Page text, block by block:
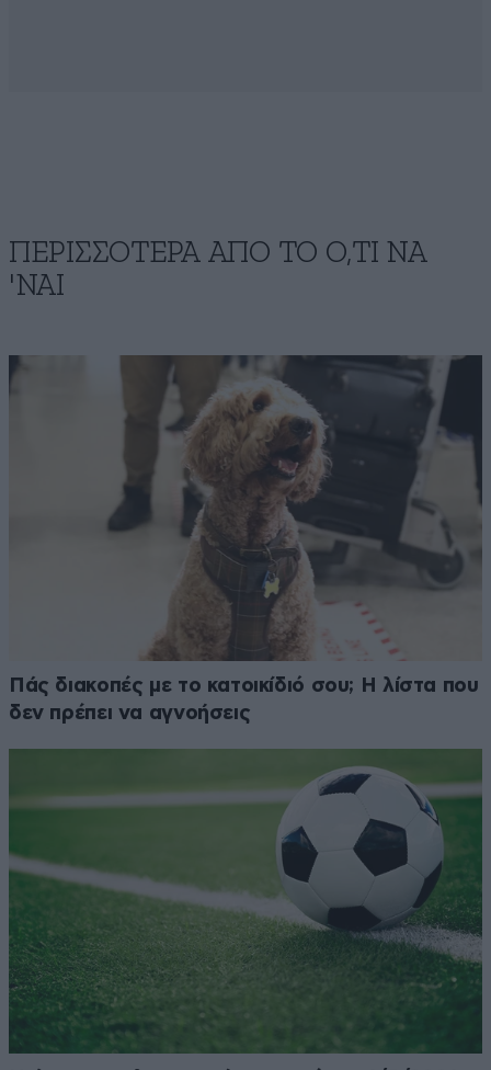
ΠΕΡΙΣΣΟΤΕΡΑ ΑΠΟ ΤΟ Ο,ΤΙ ΝΑ
'ΝΑΙ
Πάς διακοπές με το κατοικίδιό σου; Η λίστα που
δεν πρέπει να αγνοήσεις